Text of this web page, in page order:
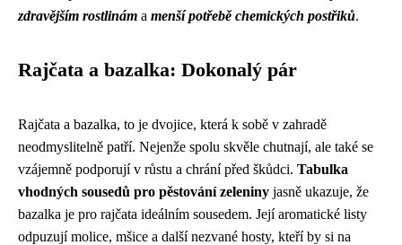
zdravějším rostlinám a menší potřebě chemických postřiků.
Rajčata a bazalka: Dokonalý pár
Rajčata a bazalka, to je dvojice, která k sobě v zahradě
neodmyslitelně patří. Nejenže spolu skvěle chutnají, ale také se
vzájemně podporují v růstu a chrání před škůdci. Tabulka
vhodných sousedů pro pěstování zeleniny jasně ukazuje, že
bazalka je pro rajčata ideálním sousedem. Její aromatické listy
odpuzují molice, mšice a další nezvané hosty, kteří by si na